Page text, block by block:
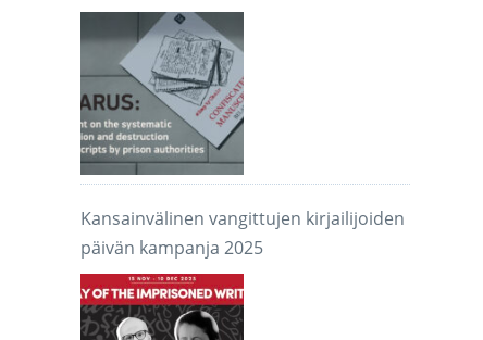
järjestelmällisestä käsikirjoitusten
takavarikoinnista ja tuhoamisesta
Kansainvälinen vangittujen kirjailijoiden
päivän kampanja 2025